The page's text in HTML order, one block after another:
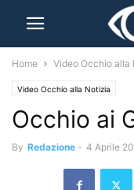
Home Video Occhio alla
Video Occhio alla Notizia
Occhio ai
By Redazione - 4 Aprile